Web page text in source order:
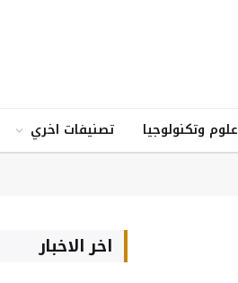
علوم وتكنولوجيا تصنيفات اخري
اخر الاخبار